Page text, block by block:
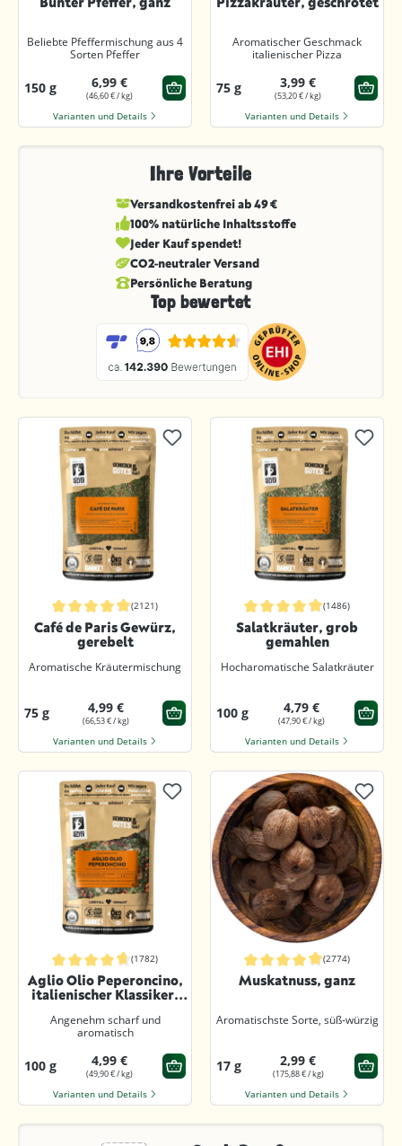
Beliebte Pfeffermischung aus 4
Sorten Pfeffer
150 g 6,99 €
(46,60 € / kg)
Varianten und Details
Aromatischer Geschmack
italienischer Pizza
75 g 3,99 €
(53,20 € / kg)
Varianten und Details
Ihre Vorteile
Versandkostenfrei ab 49 €
100% natürliche Inhaltsstoffe
Jeder Kauf spendet!
CO2-neutraler Versand
Persönliche Beratung
Top bewertet
Durchschnittliche Bewertung von 4.8 von 5 Sternen
(2121)
Café de Paris Gewürz,
gerebelt
Aromatische Kräutermischung
75 g 4,99 €
(66,53 € / kg)
Varianten und Details
Durchschnittliche Bewertung von
(1486)
Salatkräuter, grob
gemahlen
Hocharomatische Salatkräuter
100 g 4,79 €
(47,90 € / kg)
Varianten und Details
Durchschnittliche Bewertung von 4.8 von 5 Sternen
(1782)
Aglio Olio Peperoncino,
italienischer Klassiker,
Angenehm scharf und
aromatisch
100 g 4,99 €
(49,90 € / kg)
Varianten und Details
Durchschnittliche Bewertung von
(2774)
Muskatnuss, ganz
Aromatischste Sorte, süß-würzig
17 g 2,99 €
(175,88 € / kg)
Varianten und Details